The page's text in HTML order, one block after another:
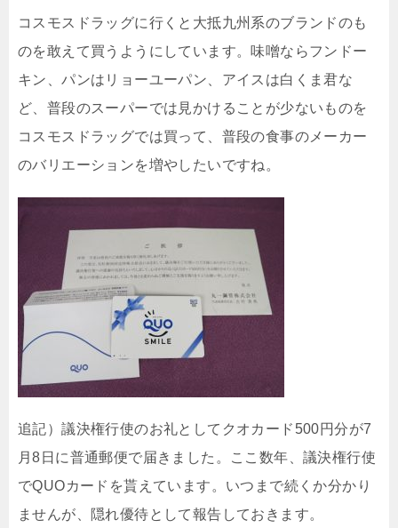
コスモスドラッグに行くと大抵九州系のブランドのも
のを敢えて買うようにしています。味噌ならフンドー
キン、パンはリョーユーパン、アイスは白くま君な
ど、普段のスーパーでは見かけることが少ないものを
コスモスドラッグでは買って、普段の食事のメーカー
のバリエーションを増やしたいですね。
追記）議決権行使のお礼としてクオカード500円分が7
月8日に普通郵便で届きました。ここ数年、議決権行使
でQUOカードを貰えています。いつまで続くか分かり
ませんが、隠れ優待として報告しておきます。